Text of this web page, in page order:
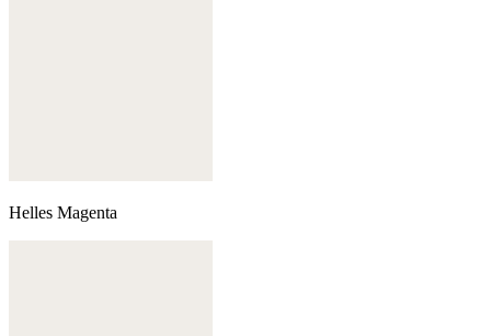
Helles Magenta